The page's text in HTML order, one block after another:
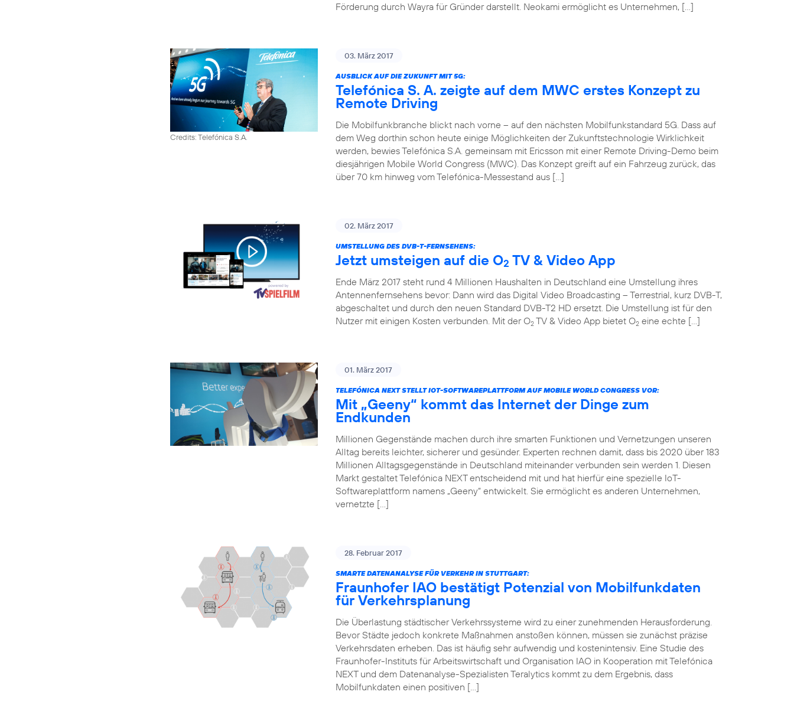
Förderung durch Wayra für Gründer darstellt. Neokami ermöglicht es Unternehmen, […]
Credits: Telefónica S.A.
03. März 2017
AUSBLICK AUF DIE ZUKUNFT MIT 5G:
Telefónica S. A. zeigte auf dem MWC erstes Konzept zu
Remote Driving
Die Mobilfunkbranche blickt nach vorne – auf den nächsten Mobilfunkstandard 5G. Dass auf
dem Weg dorthin schon heute einige Möglichkeiten der Zukunftstechnologie Wirklichkeit
werden, bewies Telefónica S.A. gemeinsam mit Ericsson mit einer Remote Driving-Demo beim
diesjährigen Mobile World Congress (MWC). Das Konzept greift auf ein Fahrzeug zurück, das
über 70 km hinweg vom Telefónica-Messestand aus […]
02. März 2017
UMSTELLUNG DES DVB-T-FERNSEHENS:
Jetzt umsteigen auf die O2 TV & Video App
Ende März 2017 steht rund 4 Millionen Haushalten in Deutschland eine Umstellung ihres
Antennenfernsehens bevor: Dann wird das Digital Video Broadcasting – Terrestrial, kurz DVB-T,
abgeschaltet und durch den neuen Standard DVB-T2 HD ersetzt. Die Umstellung ist für den
Nutzer mit einigen Kosten verbunden. Mit der O2 TV & Video App bietet O2 eine echte […]
01. März 2017
TELEFÓNICA NEXT STELLT IOT-SOFTWAREPLATTFORM AUF MOBILE WORLD CONGRESS VOR:
Mit „Geeny“ kommt das Internet der Dinge zum
Endkunden
Millionen Gegenstände machen durch ihre smarten Funktionen und Vernetzungen unseren
Alltag bereits leichter, sicherer und gesünder. Experten rechnen damit, dass bis 2020 über 183
Millionen Alltagsgegenstände in Deutschland miteinander verbunden sein werden 1. Diesen
Markt gestaltet Telefónica NEXT entscheidend mit und hat hierfür eine spezielle IoT-
Softwareplattform namens „Geeny“ entwickelt. Sie ermöglicht es anderen Unternehmen,
vernetzte […]
28. Februar 2017
SMARTE DATENANALYSE FÜR VERKEHR IN STUTTGART:
Fraunhofer IAO bestätigt Potenzial von Mobilfunkdaten
für Verkehrsplanung
Die Überlastung städtischer Verkehrssysteme wird zu einer zunehmenden Herausforderung.
Bevor Städte jedoch konkrete Maßnahmen anstoßen können, müssen sie zunächst präzise
Verkehrsdaten erheben. Das ist häufig sehr aufwendig und kostenintensiv. Eine Studie des
Fraunhofer-Instituts für Arbeitswirtschaft und Organisation IAO in Kooperation mit Telefónica
NEXT und dem Datenanalyse-Spezialisten Teralytics kommt zu dem Ergebnis, dass
Mobilfunkdaten einen positiven […]